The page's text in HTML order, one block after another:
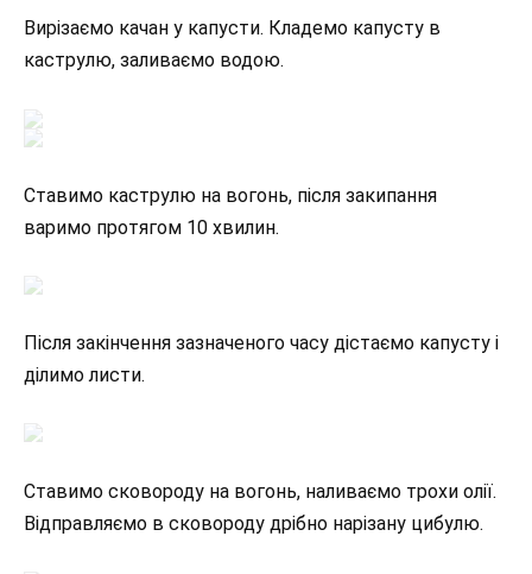
Вирізаємо качан у капусти. Кладемо капусту в
каструлю, заливаємо водою.
Ставимо каструлю на вогонь, після закипання
варимо протягом 10 хвилин.
Після закінчення зазначеного часу дістаємо капусту і
ділимо листи.
Ставимо сковороду на вогонь, наливаємо трохи олії.
Відправляємо в сковороду дрібно нарізану цибулю.